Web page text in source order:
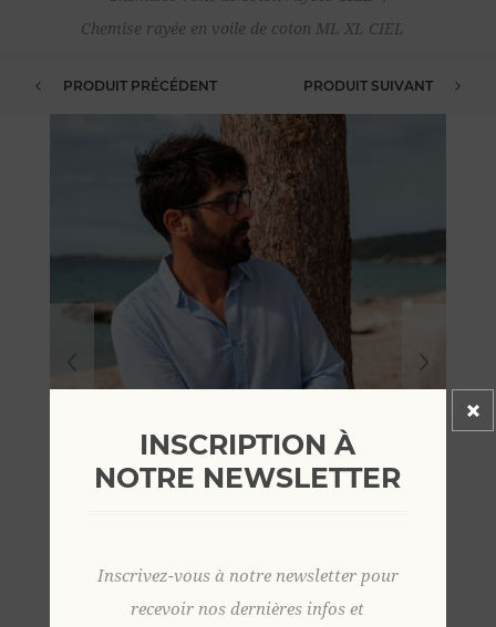
Chemise rayée en voile de coton ML XL CIEL
PRODUIT PRÉCÉDENT PRODUIT SUIVANT
INSCRIPTION À
NOTRE NEWSLETTER
Inscrivez-vous à notre newsletter pour
recevoir nos dernières infos et